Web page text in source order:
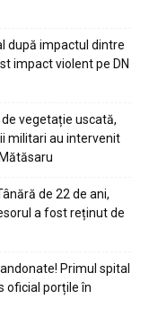
după impactul dintre
impact violent pe DN
vegetație uscată,
militari au intervenit
de 22 de ani,
a fost reținut de
Primul spital
oficial porțile în